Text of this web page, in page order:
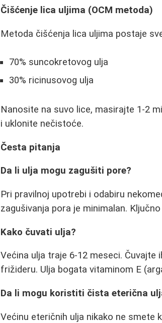
Čišćenje lica uljima (OCM metoda)
Metoda čišćenja lica uljima postaje
70% suncokretovog ulja
30% ricinusovog ulja
Nanosite na suvo lice, masirajte 1-2
i uklonite nečistoće.
Česta pitanja
Da li ulja mogu zagušiti pore?
Pri pravilnoj upotrebi i odabiru
zagušivanja pora je minimalan.
Kako čuvati ulja?
Većina ulja traje 6-12 meseci.
frižideru. Ulja bogata vitaminom E
Da li mogu koristiti čista eterična
Većinu eteričnih ulja nikako ne smete